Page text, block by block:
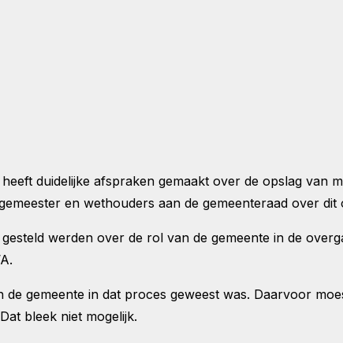
duidelijke afspraken gemaakt over de opslag van
en wethouders aan de gemeenteraad over dit
werden over de rol van de gemeente in de
gemeente in dat proces geweest was. Daarvoor
bleek niet mogelijk.